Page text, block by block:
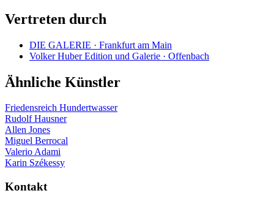
Vertreten durch
DIE GALERIE · Frankfurt am Main
Volker Huber Edition und Galerie · Offenbach
Ähnliche Künstler
Friedensreich Hundertwasser
Rudolf Hausner
Allen Jones
Miguel Berrocal
Valerio Adami
Karin Székessy
Kontakt